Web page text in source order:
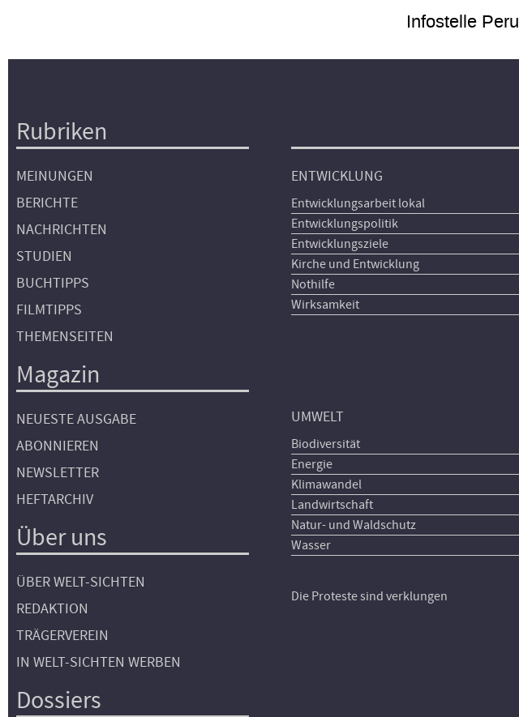
Infostelle Peru
Hauptnavigation
Rubriken
MEINUNGEN
BERICHTE
NACHRICHTEN
STUDIEN
BUCHTIPPS
FILMTIPPS
THEMENSEITEN
Magazin
NEUESTE AUSGABE
ABONNIEREN
NEWSLETTER
HEFTARCHIV
Über uns
ÜBER WELT-SICHTEN
REDAKTION
TRÄGERVEREIN
IN WELT-SICHTEN WERBEN
Dossiers
ENTWICKLUNG
Entwicklungsarbeit lokal
Entwicklungspolitik
Entwicklungsziele
Kirche und Entwicklung
Nothilfe
Wirksamkeit
UMWELT
Biodiversität
Energie
Klimawandel
Landwirtschaft
Natur- und Waldschutz
Wasser
Die Proteste sind verklungen